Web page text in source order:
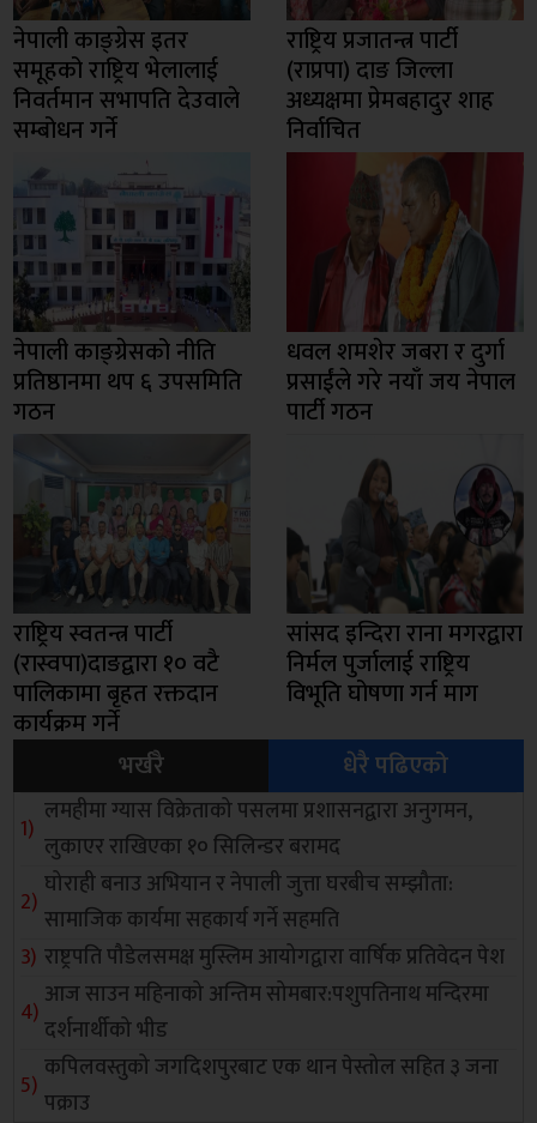
नेपाली काङ्ग्रेस इतर
समूहको राष्ट्रिय भेलालाई
निवर्तमान सभापति देउवाले
सम्बोधन गर्ने
राष्ट्रिय प्रजातन्त्र पार्टी
(राप्रपा) दाङ जिल्ला
अध्यक्षमा प्रेमबहादुर शाह
निर्वाचित
नेपाली काङ्ग्रेसको नीति
प्रतिष्ठानमा थप ६ उपसमिति
गठन
धवल शमशेर जबरा र दुर्गा
प्रसाईंले गरे नयाँ जय नेपाल
पार्टी गठन
राष्ट्रिय स्वतन्त्र पार्टी
(रास्वपा)दाङद्वारा १० वटै
पालिकामा बृहत रक्तदान
कार्यक्रम गर्ने
सांसद इन्दिरा राना मगरद्वारा
निर्मल पुर्जालाई राष्ट्रिय
विभूति घोषणा गर्न माग
भर्खरै
धेरै पढिएको
लमहीमा ग्यास विक्रेताको पसलमा प्रशासनद्वारा अनुगमन,
लुकाएर राखिएका १० सिलिन्डर बरामद
घोराही बनाउ अभियान र नेपाली जुत्ता घरबीच सम्झौता:
सामाजिक कार्यमा सहकार्य गर्ने सहमति
राष्ट्रपति पौडेलसमक्ष मुस्लिम आयोगद्वारा वार्षिक प्रतिवेदन पेश
आज साउन महिनाको अन्तिम सोमबार:पशुपतिनाथ मन्दिरमा
दर्शनार्थीको भीड
कपिलवस्तुको जगदिशपुरबाट एक थान पेस्तोल सहित ३ जना
पक्राउ